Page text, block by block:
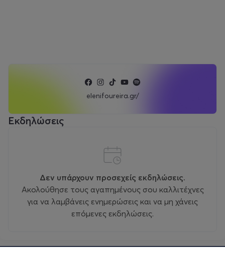
elenifoureira.gr/
Εκδηλώσεις
Δεν υπάρχουν προσεχείς εκδηλώσεις.
Ακολούθησε τους αγαπημένους σου καλλιτέχνες
για να λαμβάνεις ενημερώσεις και να μη χάνεις
επόμενες εκδηλώσεις.